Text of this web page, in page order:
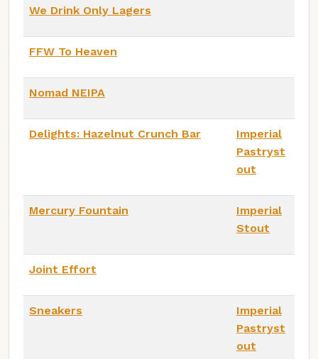
We Drink Only Lagers
FFW To Heaven
Nomad NEIPA
Delights: Hazelnut Crunch Bar
Imperial
Pastryst
out
Mercury Fountain
Imperial
Stout
Joint Effort
Sneakers
Imperial
Pastryst
out